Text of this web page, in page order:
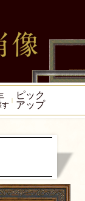
す
ピック
アップ